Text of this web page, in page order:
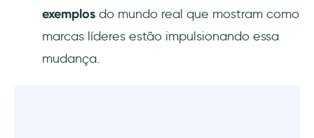
BMW Group oferece onboarding de clientes
para educar motoristas sobre os recursos e
ofertas disponíveis de seus veículos
exemplos do mundo real que mostram como
marcas líderes estão impulsionando essa
mudança.